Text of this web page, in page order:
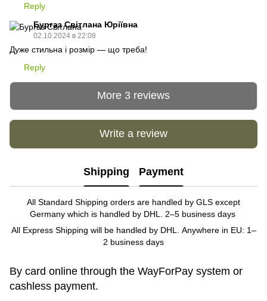
Reply
Бургаз Світлана Юріївна
02.10.2024 в 22:08
Дуже стильна і розмір — що треба!
Reply
More 3 reviews
Write a review
Shipping Payment
All Standard Shipping orders are handled by GLS except
Germany which is handled by DHL. 2–5 business days
All Express Shipping will be handled by DHL. Anywhere in EU: 1–
2 business days
By card online through the WayForPay system or
cashless payment.